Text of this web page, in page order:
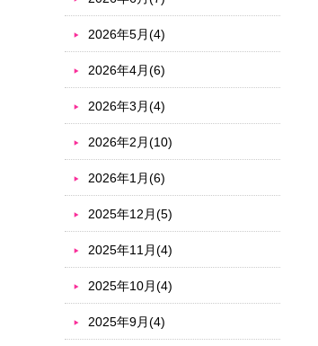
2026年5月(4)
2026年4月(6)
2026年3月(4)
2026年2月(10)
2026年1月(6)
2025年12月(5)
2025年11月(4)
2025年10月(4)
2025年9月(4)